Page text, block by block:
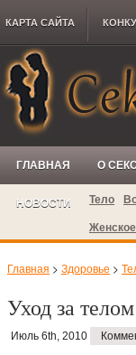
КАРТА САЙТА
ГЛАВНАЯ О
НОВОСТИ Тело
Главная > Здоровье >
Уход за
Июль 6th, 2010